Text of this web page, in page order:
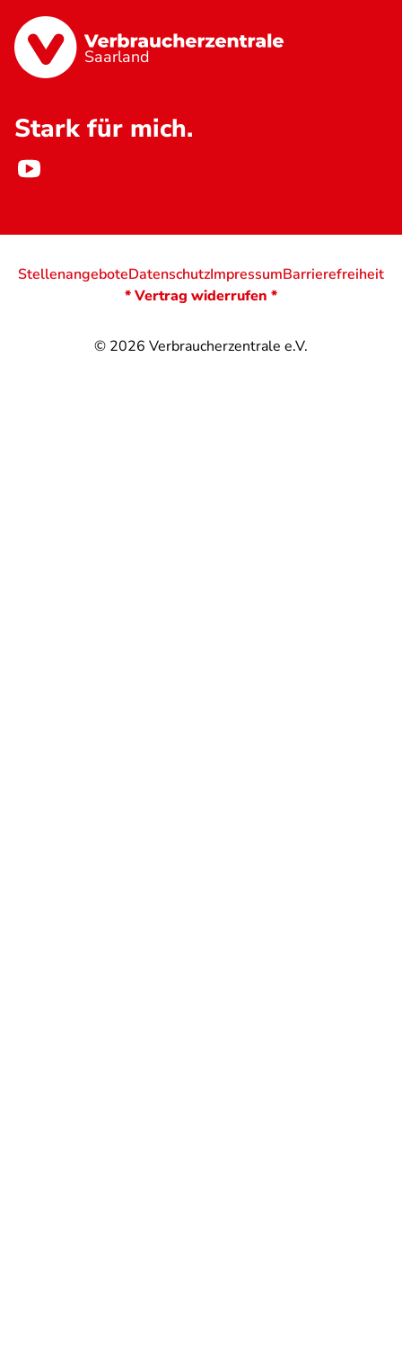
Saarland
Stark für mich.
© 2026 Verbraucherzentrale e.V.
StellenangeboteDatenschutzImpressumBarrierefreiheit
* Vertrag widerrufen *